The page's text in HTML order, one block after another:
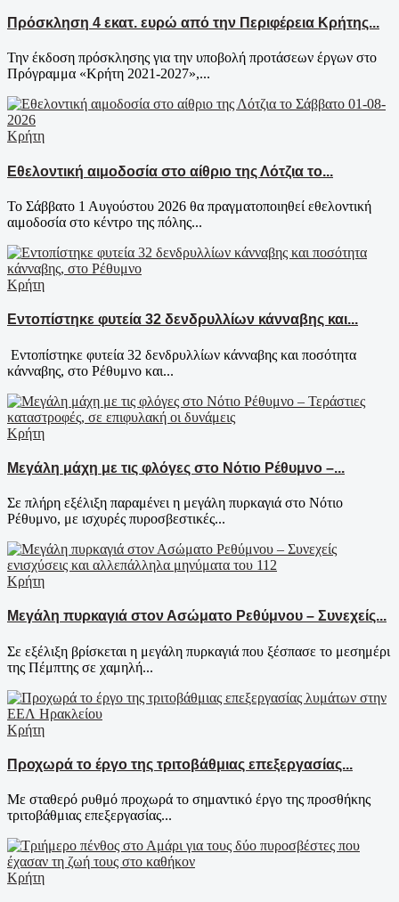
Πρόσκληση 4 εκατ. ευρώ από την Περιφέρεια Κρήτης...
Την έκδοση πρόσκλησης για την υποβολή προτάσεων έργων στο
Πρόγραμμα «Κρήτη 2021-2027»,...
Κρήτη
Εθελοντική αιμοδοσία στο αίθριο της Λότζια το...
Το Σάββατο 1 Αυγούστου 2026 θα πραγματοποιηθεί εθελοντική
αιμοδοσία στο κέντρο της πόλης...
Κρήτη
Εντοπίστηκε φυτεία 32 δενδρυλλίων κάνναβης και...
Εντοπίστηκε φυτεία 32 δενδρυλλίων κάνναβης και ποσότητα
κάνναβης, στο Ρέθυμνο και...
Κρήτη
Μεγάλη μάχη με τις φλόγες στο Νότιο Ρέθυμνο –...
Σε πλήρη εξέλιξη παραμένει η μεγάλη πυρκαγιά στο Νότιο
Ρέθυμνο, με ισχυρές πυροσβεστικές...
Κρήτη
Μεγάλη πυρκαγιά στον Ασώματο Ρεθύμνου – Συνεχείς...
Σε εξέλιξη βρίσκεται η μεγάλη πυρκαγιά που ξέσπασε το μεσημέρι
της Πέμπτης σε χαμηλή...
Κρήτη
Προχωρά το έργο της τριτοβάθμιας επεξεργασίας...
Με σταθερό ρυθμό προχωρά το σημαντικό έργο της προσθήκης
τριτοβάθμιας επεξεργασίας...
Κρήτη